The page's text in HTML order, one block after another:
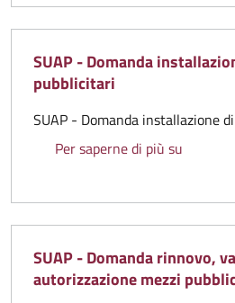
SUAP - Domanda
pubblicitari
SUAP - Domanda installazione
Per saperne di più su
SUAP - Domanda rinnovo,
autorizzazione mezzi